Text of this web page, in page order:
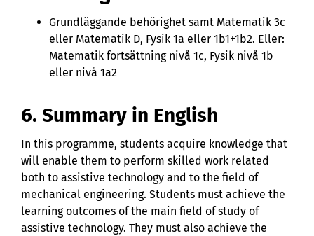
Grundläggande behörighet samt Matematik 3c
eller Matematik D, Fysik 1a eller 1b1+1b2. Eller:
Matematik fortsättning nivå 1c, Fysik nivå 1b
eller nivå 1a2
6. Summary in English
In this programme, students acquire knowledge that
will enable them to perform skilled work related
both to assistive technology and to the field of
mechanical engineering. Students must achieve the
learning outcomes of the main field of study of
assistive technology. They must also achieve the